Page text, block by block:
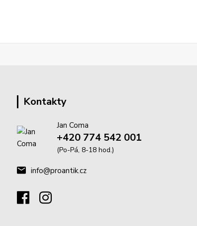
Kontakty
Jan Coma
+420 774 542 001
(Po-Pá, 8-18 hod.)
info@proantik.cz